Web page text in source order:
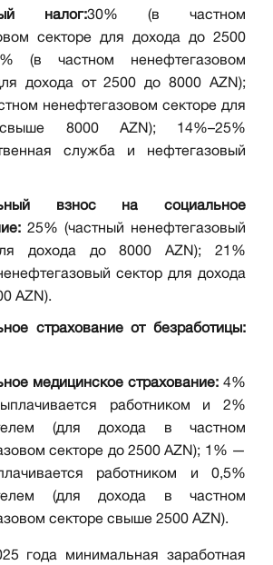
налог:30% (в частном
секторе для дохода до 2500
(в частном ненефтегазовом
дохода от 2500 до 8000 AZN);
ненефтегазовом секторе для
8000 AZN); 14%–25%
служба и нефтегазовый
взнос на социальное
25% (частный ненефтегазовый
дохода до 8000 AZN); 21%
сектор для дохода
AZN).
страхование от безработицы:
медицинское страхование: 4%
работником и 2%
(для дохода в частном
секторе до 2500 AZN); 1% —
работником и 0,5%
(для дохода в частном
секторе свыше 2500 AZN).
года минимальная заработная